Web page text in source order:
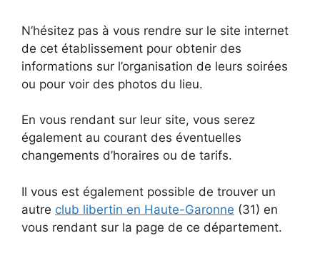
N’hésitez pas à vous rendre sur le site internet
de cet établissement pour obtenir des
informations sur l’organisation de leurs soirées
ou pour voir des photos du lieu.
En vous rendant sur leur site, vous serez
également au courant des éventuelles
changements d’horaires ou de tarifs.
Il vous est également possible de trouver un
autre club libertin en Haute-Garonne (31) en
vous rendant sur la page de ce département.